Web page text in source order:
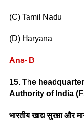
(C) Tamil Nadu
(D) Haryana
Ans- B
15. The
Authority of India
भारतीय खाद्य सुरक्षा